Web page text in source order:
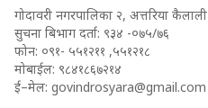
गोदावरी नगरपालिका २, अत्तरिया कैलाली
सुचना बिभाग दर्ता: ९३४ -०७५/७६
फोन: ०९१- ५५१२११ ,५५१२१८
मोबाईल: ९८४१८६७२१४
ई–मेल: govindrosyara@gmail.com